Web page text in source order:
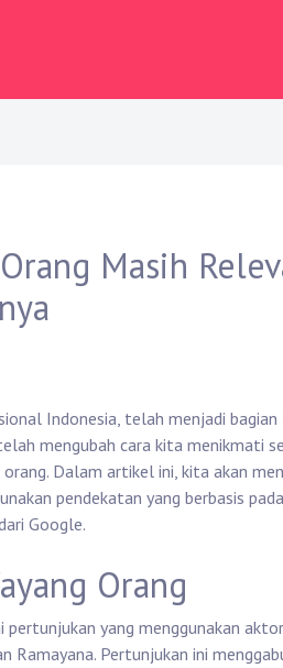
Masih
Indonesia, telah menjadi
mengubah cara kita menikmati
Dalam artikel ini, kita akan
pendekatan yang berbasis
Google.
Orang
pertunjukan yang menggunakan
Ramayana. Pertunjukan ini